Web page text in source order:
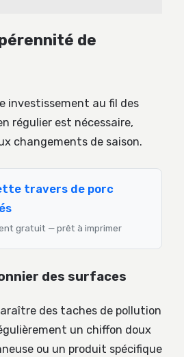
de
investissement au fil des
régulier est nécessaire,
changements de saison.
travers de porc
gratuit — prêt à imprimer
des surfaces
des taches de pollution
un chiffon doux
ou un produit spécifique